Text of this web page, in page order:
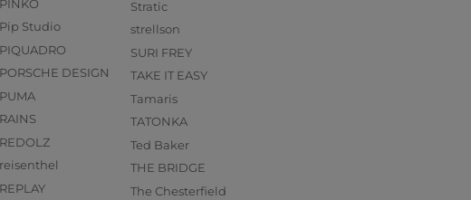
PINKO
Pip Studio
PIQUADRO
PORSCHE DESIGN
PUMA
RAINS
REDOLZ
reisenthel
REPLAY
Stratic
strellson
SURI FREY
TAKE IT EASY
Tamaris
TATONKA
Ted Baker
THE BRIDGE
The Chesterfield